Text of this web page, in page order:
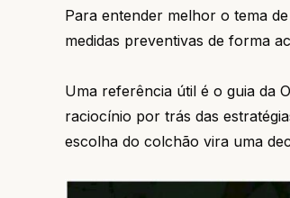
Para entender melhor o tema
medidas preventivas de forma
Uma referência útil é o guia da
raciocínio por trás das
escolha do colchão vira uma